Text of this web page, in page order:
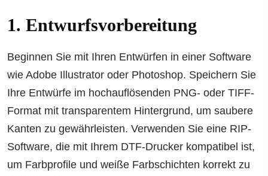
1. Entwurfsvorbereitung
Beginnen Sie mit Ihren Entwürfen in einer Software
wie Adobe Illustrator oder Photoshop. Speichern Sie
Ihre Entwürfe im hochauflösenden PNG- oder TIFF-
Format mit transparentem Hintergrund, um saubere
Kanten zu gewährleisten. Verwenden Sie eine RIP-
Software, die mit Ihrem DTF-Drucker kompatibel ist,
um Farbprofile und weiße Farbschichten korrekt zu